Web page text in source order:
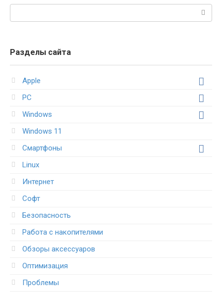
Разделы сайта
Apple
PC
Windows
Windows 11
Смартфоны
Linux
Интернет
Софт
Безопасность
Работа с накопителями
Обзоры аксессуаров
Оптимизация
Проблемы